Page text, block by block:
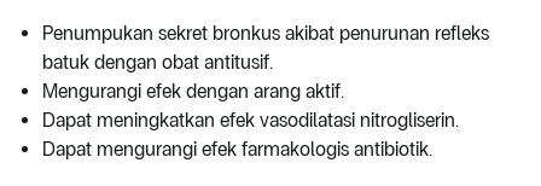
Penumpukan sekret bronkus akibat penurunan refleks
batuk dengan obat antitusif.
Mengurangi efek dengan arang aktif.
Dapat meningkatkan efek vasodilatasi nitrogliserin.
Dapat mengurangi efek farmakologis antibiotik.